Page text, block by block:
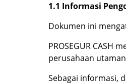
1.1 Informasi
Dokumen ini
PROSEGUR CASH
perusahaan
Sebagai informasi,